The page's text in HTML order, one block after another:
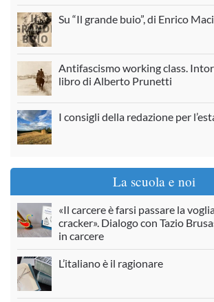
Su “Il grande buio”, di Enrico
Antifascismo working class.
libro di Alberto Prunetti
I consigli della redazione per
La scuola e noi
«Il carcere è farsi passare la
cracker». Dialogo con Tazio
in carcere
L’italiano è il ragionare